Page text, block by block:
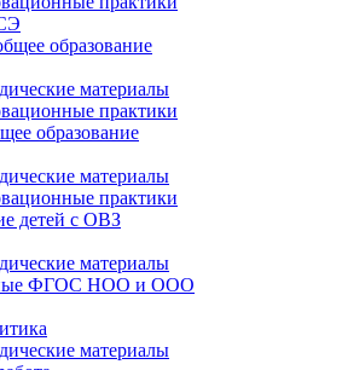
образование
материалы
практики
образование
материалы
практики
детей с ОВЗ
материалы
ФГОС НОО и ООО
материалы